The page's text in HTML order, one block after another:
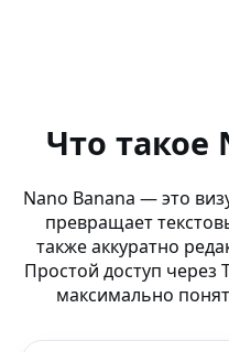
Тренды Shorts 2026 —
Маркетинговые
AI Генератор Фото на
Что такое
Nano Banana — это
превращает
также аккуратно
Простой доступ через
максимально